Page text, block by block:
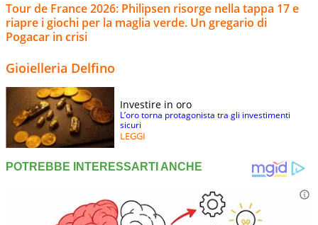
Tour de France 2026: Philipsen risorge nella tappa 17 e
riapre i giochi per la maglia verde. Un gregario di
Pogacar in crisi
Gioielleria Delfino
Investire in oro
L’oro torna protagonista tra gli investimenti
sicuri
LEGGI